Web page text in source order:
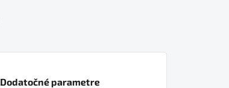
Dodatočné parametre